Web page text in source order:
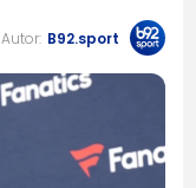
Autor: B92.sport